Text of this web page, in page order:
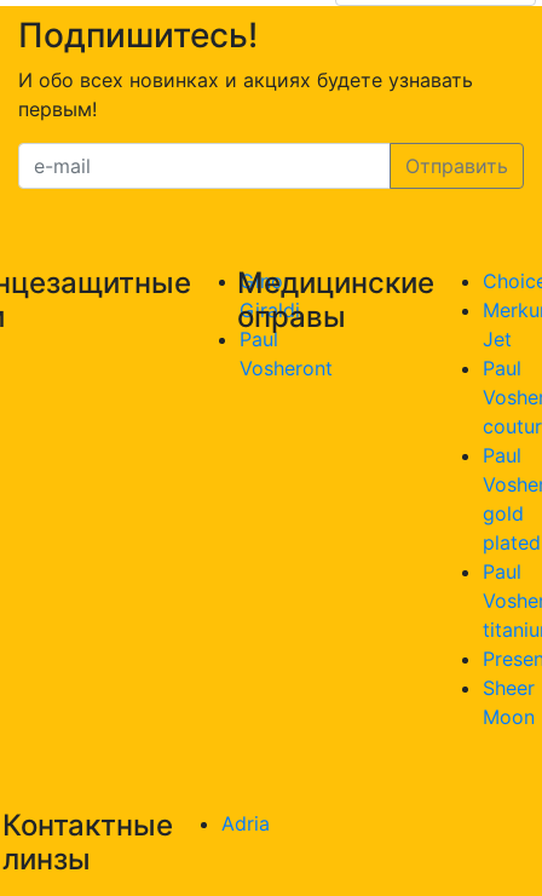
Подпишитесь!
И обо всех новинках и акциях будете узнавать
первым!
Gino
Giraldi
Paul
Vosheront
Медицинские
оправы
Jet
Paul
Paul
gold
plated
Paul
Sheer
Moon
Контактные
линзы
Adria